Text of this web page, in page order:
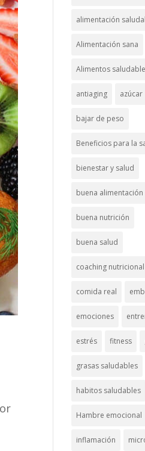
alimentación
Alimentación sana
Alimentos
antiaging azúcar
bajar de peso
Beneficios para la
bienestar y salud
buena alimentación
buena nutrición
buena salud
coaching nutricional
comida real
emociones
estrés fitness
grasas saludables
habitos saludables
Hambre emocional
inflamación